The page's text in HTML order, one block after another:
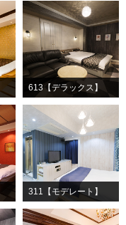
613【デラックス】
311【モデレート】